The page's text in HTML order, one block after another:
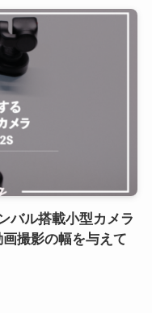
バル搭載小型カメラ
撮影の幅を与えて